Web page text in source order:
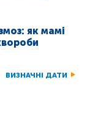
як мамі
ВИЗНАЧНІ ДАТИ